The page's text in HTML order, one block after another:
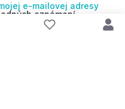
e-mailovej adresy
oznámení
6 ods. 1 písm. a)
môžem kedykoľvek